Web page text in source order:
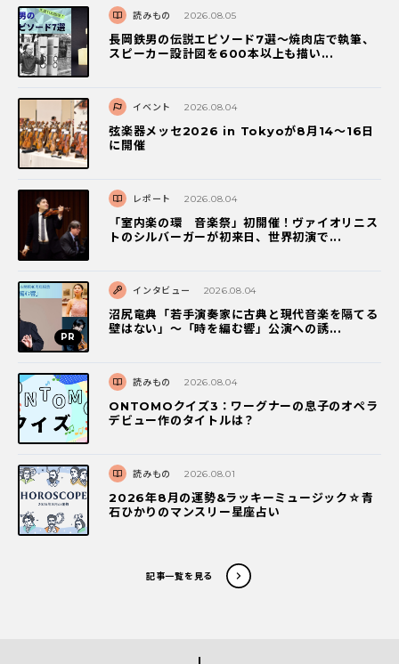
読みもの 2026.08.05
長岡鉄男の伝説エピソード7選〜焼肉店で執筆、
スピーカー設計図を600本以上も描い...
イベント 2026.08.04
弦楽器メッセ2026 in Tokyoが8月14～16日
に開催
レポート 2026.08.04
「室内楽の環 音楽祭」初開催！ヴァイオリニス
トのシルバーガーが初来日、世界初演で...
インタビュー 2026.08.04
沼尻竜典「若手演奏家に古典と現代音楽を隔てる
壁はない」～「時を編む響」公演への誘...
読みもの 2026.08.04
ONTOMOクイズ3：ワーグナーの息子のオペラ
デビュー作のタイトルは？
読みもの 2026.08.01
2026年8月の運勢&ラッキーミュージック☆青
石ひかりのマンスリー星座占い
記事一覧を見る